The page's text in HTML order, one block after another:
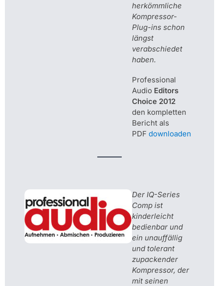
herkömmliche
Kompressor-
Plug-ins schon
längst
verabschiedet
haben.
Professional
Audio Editors
Choice 2012
den kompletten
Bericht als
PDF downloaden
Der IQ-Series
Comp ist
kinderleicht
bedienbar und
ein unauffällig
und tolerant
zupackender
Kompressor, der
mit seinen